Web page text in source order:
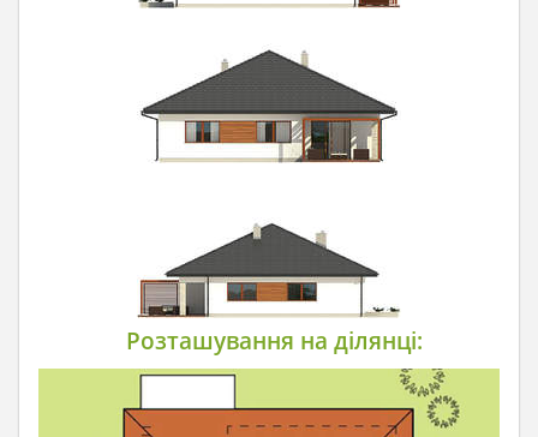
Розташування на ділянці: